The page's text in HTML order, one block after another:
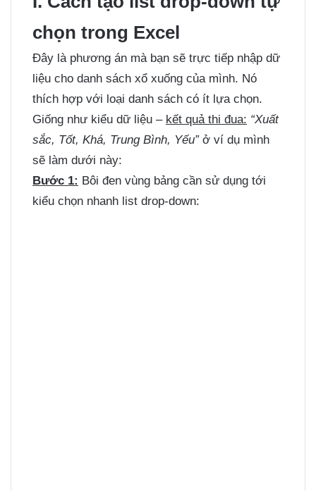
chọn trong Excel
Đây là phương án mà bạn sẽ trực tiếp nhập dữ
liệu cho danh sách xổ xuống của mình. Nó
thích hợp với loại danh sách có ít lựa chọn.
Giống như kiểu dữ liệu – kết quả thi đua: “Xuất
sắc, Tốt, Khá, Trung Bình, Yếu”ở ví dụ mình
sẽ làm dưới này:
Bước 1: Bôi đen vùng bảng cần sử dụng tới
kiểu chọn nhanh list drop-down: